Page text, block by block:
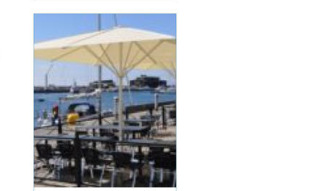
passar stilen i dag och
bär med sig historien.
N&au...